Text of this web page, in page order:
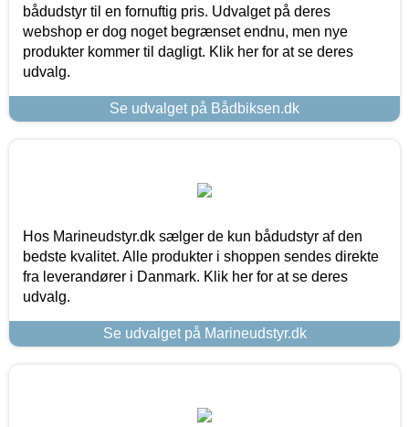
bådudstyr til en fornuftig pris. Udvalget på deres
webshop er dog noget begrænset endnu, men nye
produkter kommer til dagligt. Klik her for at se deres
udvalg.
Se udvalget på Bådbiksen.dk
Hos Marineudstyr.dk sælger de kun bådudstyr af den
bedste kvalitet. Alle produkter i shoppen sendes direkte
fra leverandører i Danmark. Klik her for at se deres
udvalg.
Se udvalget på Marineudstyr.dk